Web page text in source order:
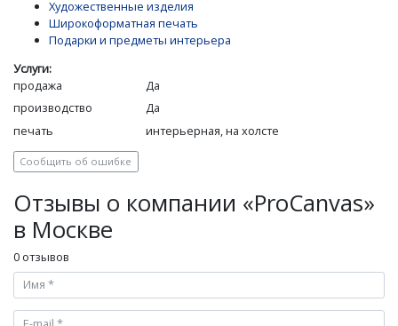
Художественные изделия
Широкоформатная печать
Подарки и предметы интерьера
Услуги:
продажа
Да
производство
Да
печать
интерьерная, на холсте
Сообщить об ошибке
Отзывы о компании «ProCanvas»
в Москве
0 отзывов